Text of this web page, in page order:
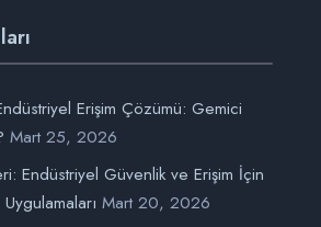
Erişim Çözümü: Gemici
Mart 25, 2026
Endüstriyel Güvenlik ve Erişim İçin
Mart 20, 2026